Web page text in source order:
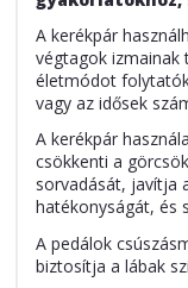
A kerékpár
végtagok izmainak
életmódot
vagy az idősek
A kerékpár
csökkenti a
sorvadását, javítja
hatékonyságát, és
A pedálok
biztosítja a lábak